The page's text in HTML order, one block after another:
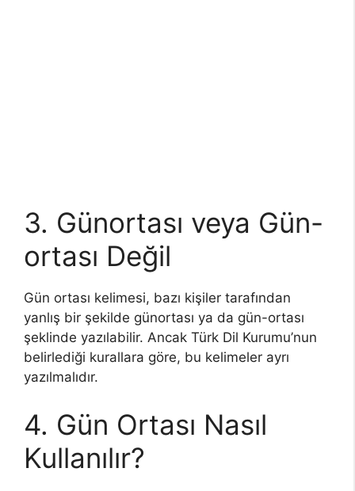
3. Günortası veya Gün-
ortası Değil
Gün ortası kelimesi, bazı kişiler tarafından
yanlış bir şekilde günortası ya da gün-ortası
şeklinde yazılabilir. Ancak Türk Dil Kurumu’nun
belirlediği kurallara göre, bu kelimeler ayrı
yazılmalıdır.
4. Gün Ortası Nasıl
Kullanılır?